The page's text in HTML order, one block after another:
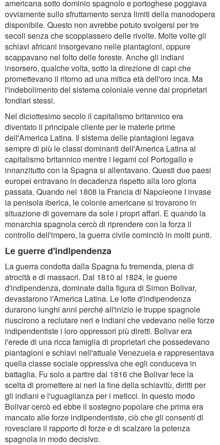
americana sotto dominio spagnolo e portoghese poggiava
ovviamente sullo sfruttamento senza limiti della manodopera
disponibile. Questo non avrebbe potuto svolgersi per tre
secoli senza che scoppiassero delle rivolte. Molte volte gli
schiavi africani insorgevano nelle piantagioni, oppure
scappavano nel folto delle foreste. Anche gli indiani
insorsero, qualche volta, sotto la direzione di capi che
promettevano il ritorno ad una mitica età dell'oro inca. Ma
l'indebolimento del sistema coloniale venne dai proprietari
fondiari stessi.
Nel diciottesimo secolo il capitalismo britannico era
diventato il principale cliente per le materie prime
dell'America Latina. Il sistema delle piantagioni legava
sempre di più le classi dominanti dell'America Latina al
capitalismo britannico mentre i legami col Portogallo e
innanzitutto con la Spagna si allentavano. Questi due paesi
europei entravano in decadenza rispetto alla loro gloria
passata. Quando nel 1808 la Francia di Napoleone I invase
la penisola iberica, le colonie americane si trovarono in
situazione di governare da sole i propri affari. E quando la
monarchia spagnola cercò di riprendere con la forza il
controllo dell'impero, la guerra civile cominciò in molti punti.
Le guerre d'indipendenza
La guerra condotta dalla Spagna fu tremenda, piena di
atrocità e di massacri. Dal 1810 al 1824, le guerre
d'indipendenza, dominate dalla figura di Simon Bolivar,
devastarono l'America Latina. Le lotte d'indipendenza
durarono lunghi anni perché all'inizio le truppe spagnole
riuscirono a reclutare neri e indiani che vedevano nelle forze
indipendentiste i loro oppressori più diretti. Bolivar era
l'erede di una ricca famiglia di proprietari che possedevano
piantagioni e schiavi nell'attuale Venezuela e rappresentava
quella classe sociale oppressiva che egli conduceva in
battaglia. Fu solo a partire dal 1816 che Bolivar fece la
scelta di promettere ai neri la fine della schiavitù, diritti per
gli indiani e l'uguaglianza per i meticci. In questo modo
Bolivar cercò ed ebbe il sostegno popolare che prima era
mancato alle forze indipendentiste, ciò che gli consentí di
rovesciare il rapporto di forze e di scalzare la potenza
spagnola in modo decisivo.